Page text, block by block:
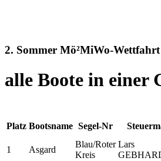
2. Sommer Mö²MiWo-
alle Boote in einer
Platz Bootsname Segel-Nr
1
Asgard
Blau/Roter
Kreis
Lars